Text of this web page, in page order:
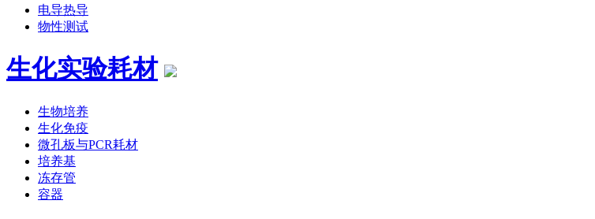
电导热导
物性测试
生化实验耗材
生物培养
生化免疫
微孔板与PCR耗材
培养基
冻存管
容器